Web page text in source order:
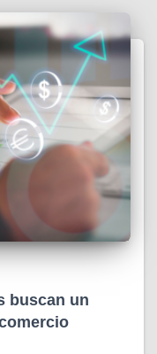
buscan un